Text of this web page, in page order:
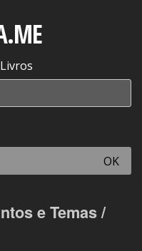
Livros
OK
e Temas /